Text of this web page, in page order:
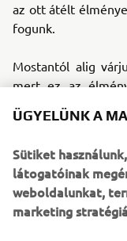
az ott átélt
fogunk.
Mostantól alig
mert ez az
egyszerűen csak
és legváratlanabb
Destination
ÜGYELÜNK A
Sütiket
látogatóinak
weboldalunkat,
marketing